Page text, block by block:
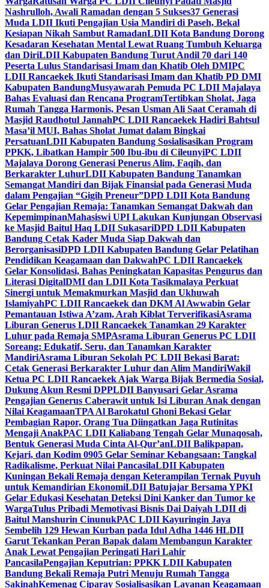
Nashrulloh, Awali Ramadan dengan 5 Sukses37 Generasi
Muda LDII Ikuti Pengajian Usia Mandiri di Paseh, Bekal
Kesiapan Nikah Sambut RamadanLDII Kota Bandung Dorong
Kesadaran Kesehatan Mental Lewat Ruang Tumbuh Keluarga
dan DiriLDII Kabupaten Bandung Turut Andil 70 dari 140
Peserta Lulus Standarisasi Imam dan Khatib Oleh DMIPC
LDII Rancaekek Ikuti Standarisasi Imam dan Khatib PD DMI
Kabupaten BandungMusyawarah Pemuda PC LDII Majalaya
Bahas Evaluasi dan Rencana ProgramTertibkan Sholat, Jaga
Rumah Tangga Harmonis, Pesan Usman Ali Saat Ceramah di
Masjid Raudhotul JannahPC LDII Rancaekek Hadiri Bahtsul
Masa’il MUI, Bahas Sholat Jumat dalam Bingkai
PersatuanLDII Kabupaten Bandung Sosialisasikan Program
PPKK, Libatkan Hampir 500 Ibu-ibu di CileunyiPC LDII
Majalaya Dorong Generasi Penerus Alim, Faqih, dan
Berkarakter LuhurLDII Kabupaten Bandung Tanamkan
Semangat Mandiri dan Bijak Finansial pada Generasi Muda
dalam Pengajian “Gigih Preneur”DPD LDII Kota Bandung
Gelar Pengajian Remaja: Tanamkan Semangat Dakwah dan
KepemimpinanMahasiswi UPI Lakukan Kunjungan Observasi
ke Masjid Baitul Haq LDII SukasariDPD LDII Kabupaten
Bandung Cetak Kader Muda Siap Dakwah dan
BerorganisasiDPD LDII Kabupaten Bandung Gelar Pelatihan
Pendidikan Keagamaan dan DakwahPC LDII Rancaekek
Gelar Konsolidasi, Bahas Peningkatan Kapasitas Pengurus dan
Literasi DigitalDMI dan LDII Kota Tasikmalaya Perkuat
Sinergi untuk Memakmurkan Masjid dan Ukhuwah
IslamiyahPC LDII Rancaekek dan DKM Al Awwabin Gelar
Pemantauan Istiwa A’zam, Arah Kiblat TerverifikasiAsrama
Liburan Generus LDII Rancaekek Tanamkan 29 Karakter
Luhur pada Remaja SMPAsrama Liburan Generus PC LDII
Soreang: Edukatif, Seru, dan Tanamkan Karakter
MandiriAsrama Liburan Sekolah PC LDII Bekasi Barat:
Cetak Generasi Berkarakter Luhur dan Alim MandiriWakil
Ketua PC LDII Rancaekek Ajak Warga Bijak Bermedia Sosial,
Dukung Akun Resmi DPPLDII Banyusari Gelar Asrama
Pengajian Generus Caberawit untuk Isi Liburan Anak dengan
Nilai KeagamaanTPA Al Barokatul Ghoni Bekasi Gelar
Pembagian Rapor, Orang Tua Diingatkan Jaga Rutinitas
Mengaji AnakPAC LDII Kaliabang Tengah Gelar Munaqosah,
Bentuk Generasi Muda Cinta Al-Qur’anLDII Balikpapan,
Kejari, dan Kodim 0905 Gelar Seminar Kebangsaan: Tangkal
Radikalisme, Perkuat Nilai PancasilaLDII Kabupaten
Kuningan Bekali Remaja dengan Keterampilan Ternak Puyuh
untuk Kemandirian EkonomiLDII Batujajar Bersama YPKI
Gelar Edukasi Kesehatan Deteksi Dini Kanker dan Tumor ke
WargaTulus Pribadi Memotivasi Bisnis Dai Daiyah LDII di
Baitul Manshurin CinunukPAC LDII Kayuringin Jaya
Sembelih 129 Hewan Kurban pada Idul Adha 1446 HLDII
Garut Tekankan Peran Bapak dalam Membangun Karakter
Anak Lewat Pengajian Peringati Hari Lahir
PancasilaPengajian Keputrian: PPKK LDII Kabupaten
Bandung Bekali Remaja Putri Menuju Rumah Tangga
SakinahKemenag Ciparay Sosialisasikan Layanan Keagamaan